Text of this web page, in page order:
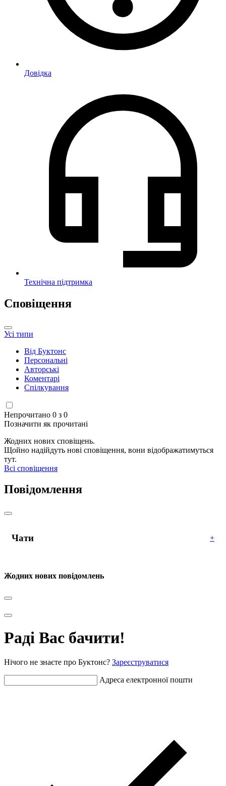
Довідка
Технічна підтримка
Сповіщення
Усі типи
Від Буктонс
Персональні
Авторські
Коментарі
Спілкування
Непрочитано 0 з 0
Позначити як прочитані
Жодних нових сповіщень.
Щойно надійдуть нові сповіщення, вони відображатимуться
тут.
Всі сповіщення
Повідомлення
Чати +
Жодних нових повідомлень
Раді Вас бачити!
Нічого не знаєте про Буктонс? Зареєструватися
Адреса електронної пошти